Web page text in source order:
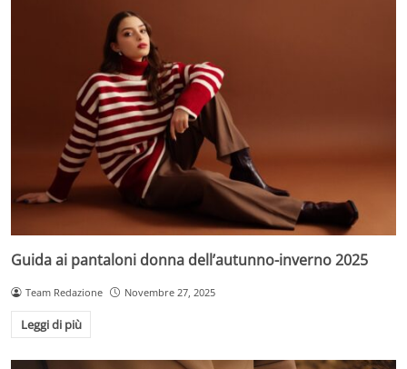
Guida ai pantaloni donna dell’autunno-inverno 2025
Team Redazione Novembre 27, 2025
Leggi di più